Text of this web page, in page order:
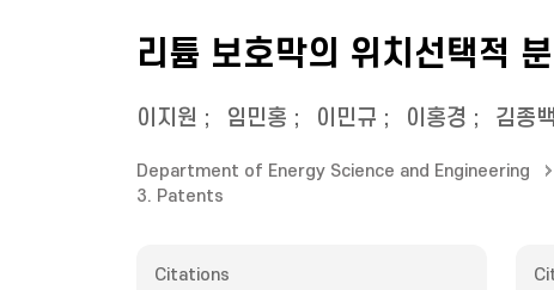
리튬 보호막의 위치선택적
이지원 ; 임민홍 ; 이민규 ; 이홍경 ; 김종백
Department of Energy Science and Engineering
3. Patents
Citations